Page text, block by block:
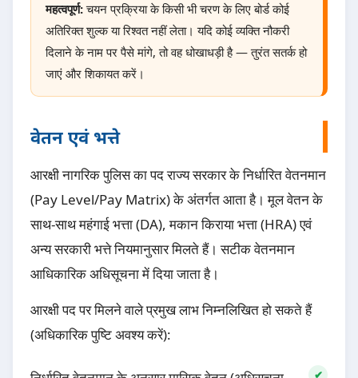
महत्वपूर्ण:चयन प्रक्रिया के किसी भी चरण के लिए बोर्ड कोई
अतिरिक्त शुल्क या रिश्वत नहीं लेता। यदि कोई व्यक्ति नौकरी
दिलाने के नाम पर पैसे मांगे, तो वह धोखाधड़ी है — तुरंत सतर्क हो
जाएं और शिकायत करें।
वेतन एवं भत्ते
आरक्षी नागरिक पुलिस का पद राज्य सरकार के निर्धारित वेतनमान
(Pay Level/Pay Matrix) के अंतर्गत आता है। मूल वेतन के
साथ-साथ महंगाई भत्ता (DA), मकान किराया भत्ता (HRA) एवं
अन्य सरकारी भत्ते नियमानुसार मिलते हैं। सटीक वेतनमान
आधिकारिक अधिसूचना में दिया जाता है।
आरक्षी पद पर मिलने वाले प्रमुख लाभ निम्नलिखित हो सकते हैं
(अधिकारिक पुष्टि अवश्य करें):